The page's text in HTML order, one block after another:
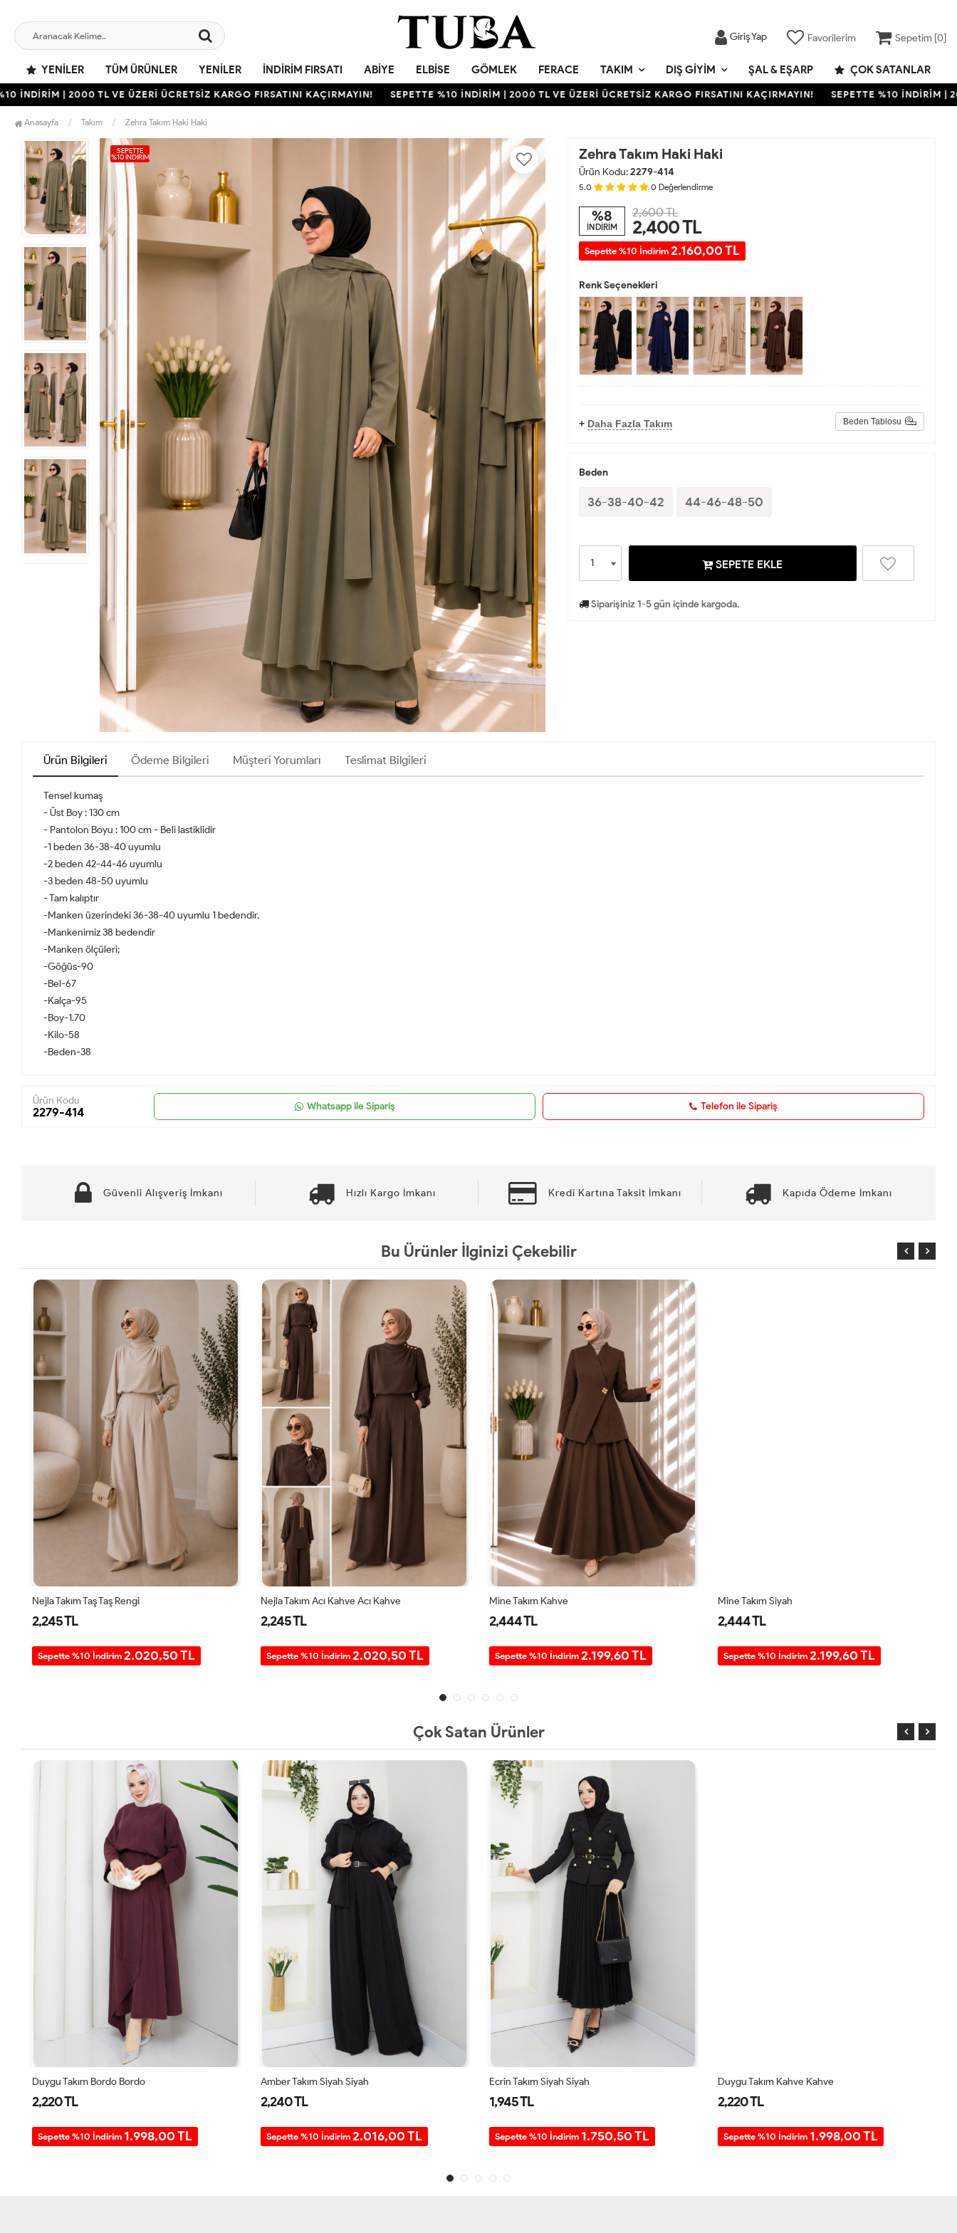
Giriş Yap Favorilerim Sepetim [0]
YENILER TÜM ÜRÜNLER YENILER İNDIRIM FIRSATI ABIYE ELBISE GÖMLEK FERACE TAKIM DIŞ GIYIM ŞAL & EŞARP ÇOK SATANLAR
| 2000 TL VE ÜZERİ ÜCRETSİZ KARGO FIRSATINI KAÇIRMAYIN! SEPETTE %10 İNDİRİM | 2000 TL VE ÜZERİ ÜCRETSİZ KARGO FIRSATINI KAÇIRMAYIN! SEPETTE %10 İNDİRİM | 2000 TL
Anasayfa Takım Zehra Takım Haki Haki
SEPETTE
%10 İNDIRIM Zehra Takım Haki Haki
Ürün Kodu:2279-414
5.0 0 Değerlendirme
%8
İNDİRİM
2,600 TL
2,400TL
Sepette %10 İndirim 2.160,00 TL
Renk Seçenekleri
+ Daha Fazla Takım Beden Tablosu
Beden
36-38-40-42 44-46-48-50
SEPETE EKLE
Siparişiniz 1-5 gün içinde kargoda.
Ürün Bilgileri Ödeme Bilgileri Müşteri Yorumları Teslimat Bilgileri
Tensel kumaş
- Üst Boy : 130 cm
- Pantolon Boyu : 100 cm - Beli lastiklidir
-1 beden 36-38-40 uyumlu
-2 beden 42-44-46 uyumlu
-3 beden 48-50 uyumlu
- Tam kalıptır
-Manken üzerindeki 36-38-40 uyumlu 1 bedendir.
-Mankenimiz 38 bedendir
-Manken ölçüleri;
-Göğüs-90
-Bel-67
-Kalça-95
-Boy-1.70
-Kilo-58
-Beden-38
Ürün Kodu
2279-414 Whatsapp ile Sipariş Telefon ile Sipariş
Güvenli Alışveriş İmkanı Hızlı Kargo İmkanı Kredi Kartına Taksit İmkanı Kapıda Ödeme İmkanı
Bu Ürünler İlginizi Çekebilir
Nejla Takım Taş Taş Rengi
2,245 TL
Sepette %10 İndirim 2.020,50 TL
Nejla Takım Acı Kahve Acı Kahve
2,245 TL
Sepette %10 İndirim 2.020,50 TL
Mine Takım Kahve
2,444 TL
Sepette %10 İndirim 2.199,60 TL
Mine Takım Siyah
2,444 TL
Sepette %10 İndirim 2.199,60 TL
Çok Satan Ürünler
Duygu Takım Bordo Bordo
2,220 TL
Sepette %10 İndirim 1.998,00 TL
Amber Takım Siyah Siyah
2,240 TL
Sepette %10 İndirim 2.016,00 TL
Ecrin Takım Siyah Siyah
1,945 TL
Sepette %10 İndirim 1.750,50 TL
Duygu Takım Kahve Kahve
2,220 TL
Sepette %10 İndirim 1.998,00 TL